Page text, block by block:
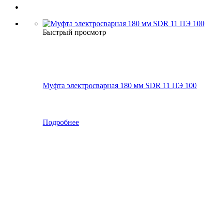
Быстрый просмотр
Муфта электросварная 180 мм SDR 11 ПЭ 100
Подробнее